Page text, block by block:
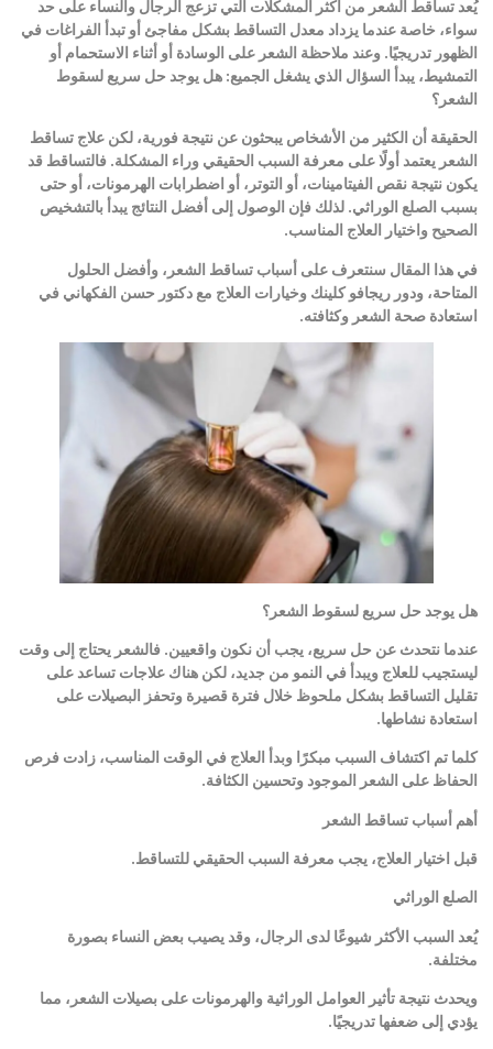
يُعد تساقط الشعر من أكثر المشكلات التي تزعج الرجال والنساء على حد
سواء، خاصة عندما يزداد معدل التساقط بشكل مفاجئ أو تبدأ الفراغات في
الظهور تدريجيًا. وعند ملاحظة الشعر على الوسادة أو أثناء الاستحمام أو
التمشيط، يبدأ السؤال الذي يشغل الجميع: هل يوجد حل سريع لسقوط
الشعر؟
الحقيقة أن الكثير من الأشخاص يبحثون عن نتيجة فورية، لكن علاج تساقط
الشعر يعتمد أولًا على معرفة السبب الحقيقي وراء المشكلة. فالتساقط قد
يكون نتيجة نقص الفيتامينات، أو التوتر، أو اضطرابات الهرمونات، أو حتى
بسبب الصلع الوراثي. لذلك فإن الوصول إلى أفضل النتائج يبدأ بالتشخيص
الصحيح واختيار العلاج المناسب.
في هذا المقال سنتعرف على أسباب تساقط الشعر، وأفضل الحلول
المتاحة، ودور ريجافو كلينك وخيارات العلاج مع دكتور حسن الفكهاني في
استعادة صحة الشعر وكثافته.
هل يوجد حل سريع لسقوط الشعر؟
عندما نتحدث عن حل سريع، يجب أن نكون واقعيين. فالشعر يحتاج إلى وقت
ليستجيب للعلاج ويبدأ في النمو من جديد، لكن هناك علاجات تساعد على
تقليل التساقط بشكل ملحوظ خلال فترة قصيرة وتحفز البصيلات على
استعادة نشاطها.
كلما تم اكتشاف السبب مبكرًا وبدأ العلاج في الوقت المناسب، زادت فرص
الحفاظ على الشعر الموجود وتحسين الكثافة.
أهم أسباب تساقط الشعر
قبل اختيار العلاج، يجب معرفة السبب الحقيقي للتساقط.
الصلع الوراثي
يُعد السبب الأكثر شيوعًا لدى الرجال، وقد يصيب بعض النساء بصورة
مختلفة.
ويحدث نتيجة تأثير العوامل الوراثية والهرمونات على بصيلات الشعر، مما
يؤدي إلى ضعفها تدريجيًا.